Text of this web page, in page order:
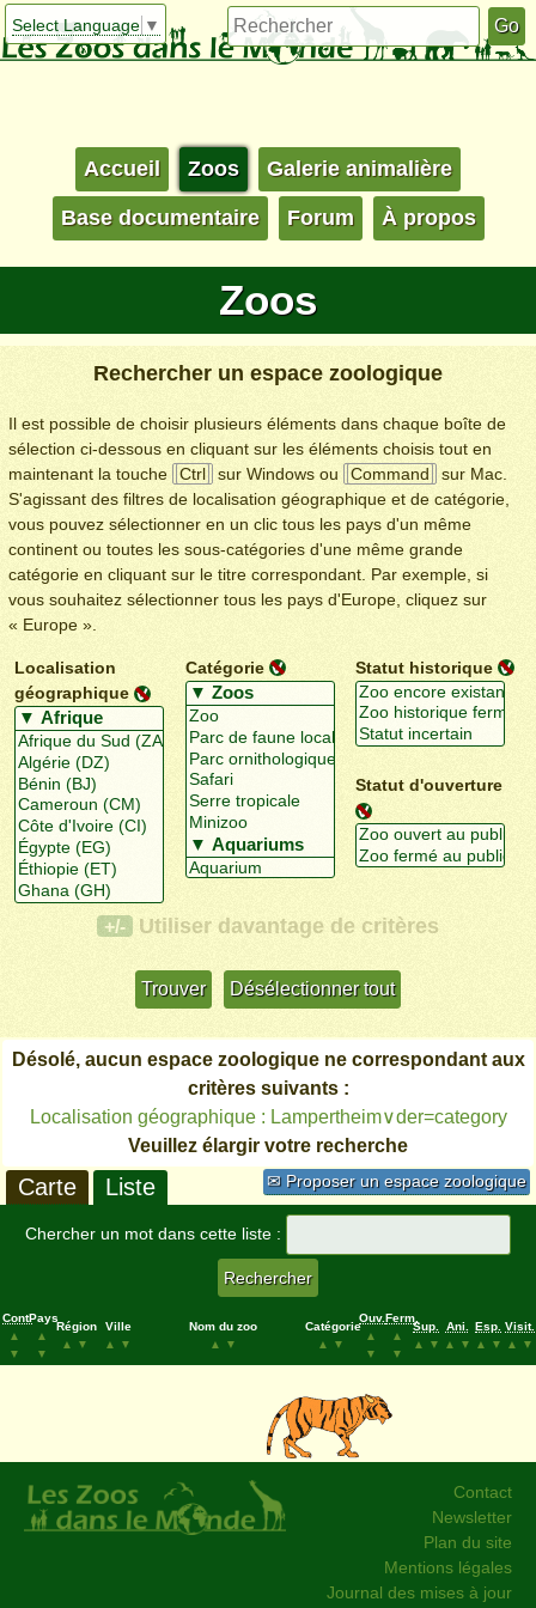
Select Language ▼
Accueil Zoos Galerie animalière
Base documentaire Forum À propos
Zoos
Rechercher un espace zoologique
Il est possible de choisir plusieurs éléments dans chaque boîte de
sélection ci-dessous en cliquant sur les éléments choisis tout en
maintenant la touche
Ctrl sur Windows ou Command
sur Mac.
S'agissant des filtres de localisation géographique et de catégorie,
vous pouvez sélectionner en un clic tous les pays d'un même
continent ou toutes les sous-catégories d'une même grande
catégorie en cliquant sur le titre correspondant. Par exemple, si
vous souhaitez sélectionner tous les pays d'Europe, cliquez sur
« Europe ».
Localisation
géographique
Catégorie Statut historique
Statut d'ouverture
+/- Utiliser davantage de critères
Désolé, aucun espace zoologique ne correspondant aux
critères suivants :
Localisation géographique : Lampertheim∨der=category
Veuillez élargir votre recherche
✉ Proposer un espace zoologique
Carte Liste
Chercher un mot dans cette liste :
Cont.
▲
▼
Pays
▲
▼
Région
▲
▼
Ville
▲
▼
Nom du zoo
▲
▼
Catégorie
▲
▼
Ouv.
▲
▼
Ferm.
▲
▼
Sup.
▲
▼
Ani.
▲
▼
Esp.
▲
▼
Visit.
▲
▼
Contact
Newsletter
Plan du site
Mentions légales
Journal des mises à jour